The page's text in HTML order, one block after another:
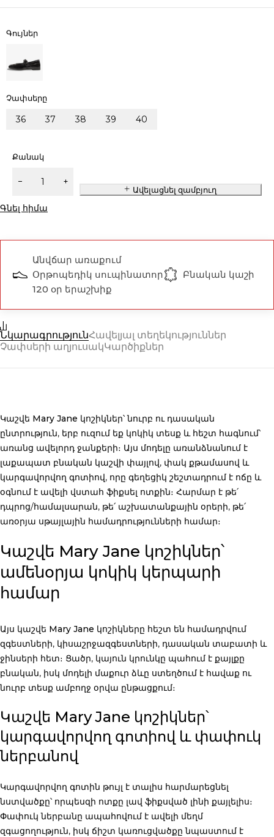
Գույներ
Չափսերը
36 37 38 39 40
Քանակ
Ավելացնել զամբյուղ
Գնել հիմա
Անվճար առաքում
Օրթոպեդիկ սուպինատոր
Բնական կաշի
120 օր երաշխիք
ՆկարագրությունՀավելյալ տեղեկություններ
Չափսերի աղյուսակԿարծիքներ
Կաշվե Mary Jane կոշիկներ՝ նուրբ ու դասական
ընտրություն, երբ ուզում եք կոկիկ տեսք և հեշտ հագնում՝
առանց ավելորդ ջանքերի։ Այս մոդելը առանձնանում է
լաքապատ բնական կաշվի փայլով, փակ քթամասով և
կարգավորվող գոտիով, որը գեղեցիկ շեշտադրում է ոճը և
օգնում է ավելի վստահ ֆիքսել ոտքին։ Հարմար է թե՛
դպրոց/համալսարան, թե՛ աշխատանքային օրերի, թե՛
առօրյա սթայլային համադրությունների համար։
Կաշվե Mary Jane կոշիկներ՝
ամենօրյա կոկիկ կերպարի
համար
Այս կաշվե Mary Jane կոշիկները հեշտ են համադրվում
զգեստների, կիսաշրջազգեստների, դասական տաբատի և
ջինսերի հետ։ Ցածր, կայուն կրունկը պահում է քայլքը
բնական, իսկ մոդելի մաքուր ձևը ստեղծում է հավաք ու
նուրբ տեսք ամբողջ օրվա ընթացքում։
Կաշվե Mary Jane կոշիկներ՝
կարգավորվող գոտիով և փափուկ
ներբանով
Կարգավորվող գոտին թույլ է տալիս հարմարեցնել
նստվածքը՝ որպեսզի ոտքը լավ ֆիքսված լինի քայլելիս։
Փափուկ ներբանը ապահովում է ավելի մեղմ
զգացողություն, իսկ ճիշտ կառուցվածքը նպաստում է